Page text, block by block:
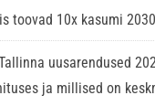
toovad 10x kasumi
uusarendused
ja millised on